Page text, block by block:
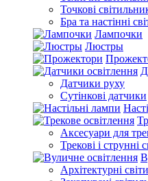
Точкові
Бра та настінні
Лампочки
Люстры
Датчики руху
Сутінкові датчики
Аксесуари для
Трекові і струнні
Архітектурні